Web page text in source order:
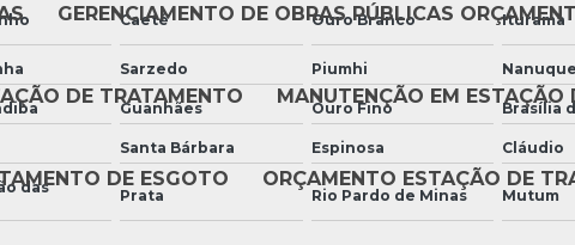
GERENCIAMENTO DE OBRAS PÚBLICAS
DE TRATAMENTO MANUTENÇÃO EM
DE ESGOTO ORÇAMENTO ESTAÇÃO DE
Caeté Ouro Branco Iturama
Sarzedo Piumhi Nanuque
Guanhães Ouro Fino Brasília
Santa Bárbara Espinosa Cláudio
das
Prata Rio Pardo de Minas Mutum